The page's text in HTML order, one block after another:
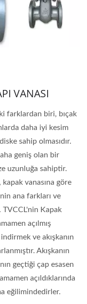
VANASI
farklardan biri, bıçak
daha iyi kesim
sahip olmasıdır.
geniş olan bir
uzunluğa sahiptir.
vanasına göre
ana farkları ve
TVCCL'nin Kapak
açılmış
ve akışkanın
Akışkanın
geçtiği çap esasen
açıldıklarında
eğilimindedirler.